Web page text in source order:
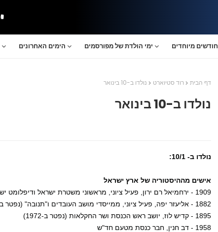
הימים האחרונים ימי הולדת של מפורסמים חודשים מיוחדים
דף הבית רוד סטיוארט נולדו ב-10 בינואר
נולדו ב-10 בינואר
נולדו ב- 10/1:
אישים מההיסטוריה של ארץ ישראל
1909 - ירחמיאל רם ירון, פעיל ציוני, מראשוני משטרת ישראל ודיפלומט ישראלי (נפטר ב- 1983).
1882 - אליעזר יפה, פעיל ציוני, ממייסדי מושב העובדים ו"תנובה" (נפטר ב-1942)
1895 - קדיש לוז, יושב ראש הכנסת ושר החקלאות (נפטר ב-1972)
1958 - דב חנין, חבר כנסת מטעם חד"ש